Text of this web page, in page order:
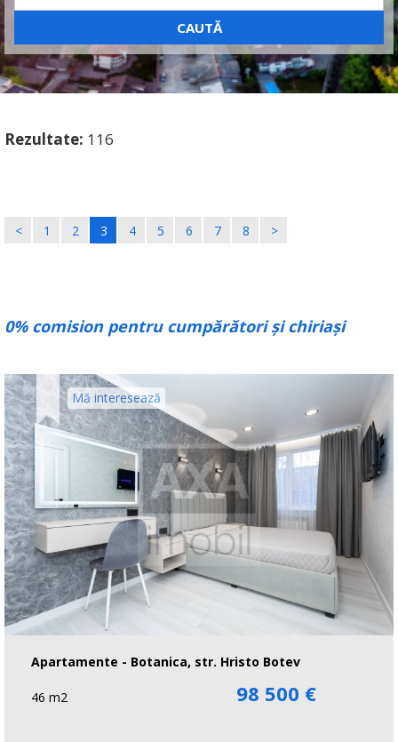
CAUTĂ
Rezultate: 116
< 1 2 3 4 5 6 7 8 >
0% comision pentru cumpărători și chiriași
Mă interesează
Apartamente - Botanica, str. Hristo Botev
46 m2 98 500 €